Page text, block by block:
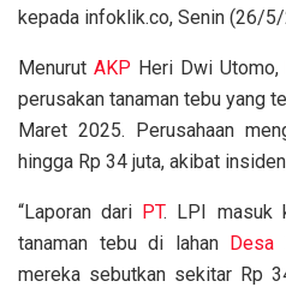
kepada infoklik.co, Senin (26/
Menurut AKP Heri Dwi Utomo,
perusakan tanaman tebu yang
Maret 2025. Perusahaan
hingga Rp 34 juta, akibat
“Laporan dari PT. LPI masuk
tanaman tebu di lahan Desa
mereka sebutkan sekitar Rp